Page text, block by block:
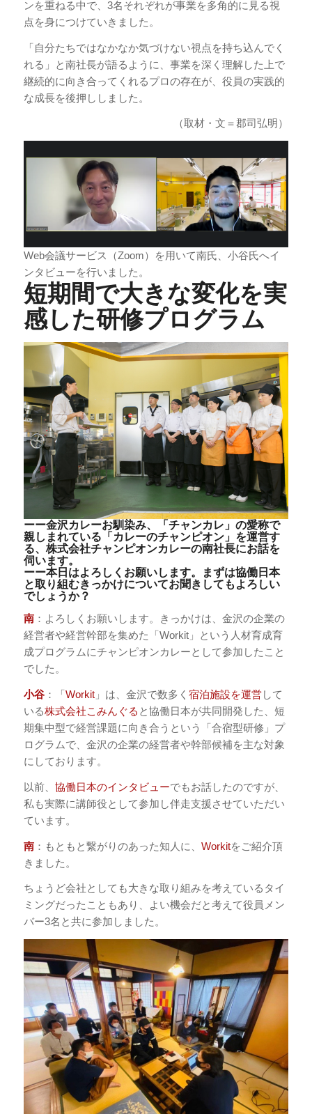
ンを重ねる中で、3名それぞれが事業を多角的に見る視
点を身につけていきました。
「自分たちではなかなか気づけない視点を持ち込んでく
れる」と南社長が語るように、事業を深く理解した上で
継続的に向き合ってくれるプロの存在が、役員の実践的
な成長を後押ししました。
（取材・文＝郡司弘明）
Web会議サービス（Zoom）を用いて南氏、小谷氏へイ
ンタビューを行いました。
短期間で大きな変化を実
感した研修プログラム
ーー金沢カレーお馴染み、「チャンカレ」の愛称で
親しまれている「カレーのチャンピオン」を運営す
る、株式会社チャンピオンカレーの南社長にお話を
伺います。
ーー本日はよろしくお願いします。まずは協働日本
と取り組むきっかけについてお聞きしてもよろしい
でしょうか？
南：よろしくお願いします。きっかけは、金沢の企業の
経営者や経営幹部を集めた「Workit」という人材育成育
成プログラムにチャンピオンカレーとして参加したこと
でした。
小谷：「Workit」は、金沢で数多く 宿泊施設を運営して
いる株式会社こみんぐる と協働日本が共同開発した、短
期集中型で経営課題に向き合うという「合宿型研修」プ
ログラムで、金沢の企業の経営者や幹部候補を主な対象
にしております。
以前、 協働日本のインタビューでもお話したのですが、
私も実際に講師役として参加し伴走支援させていただい
ています。
南：もともと繋がりのあった知人に、 Workitをご紹介頂
きました。
ちょうど会社としても大きな取り組みを考えているタイ
ミングだったこともあり、よい機会だと考えて役員メン
バー3名と共に参加しました。